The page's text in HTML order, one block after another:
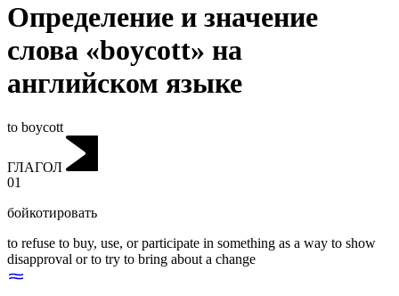
Определение и значение
слова «boycott» на
английском языке
to boycott
ГЛАГОЛ
01
бойкотировать
to refuse to buy, use, or participate in something as a way to show
disapproval or to try to bring about a change